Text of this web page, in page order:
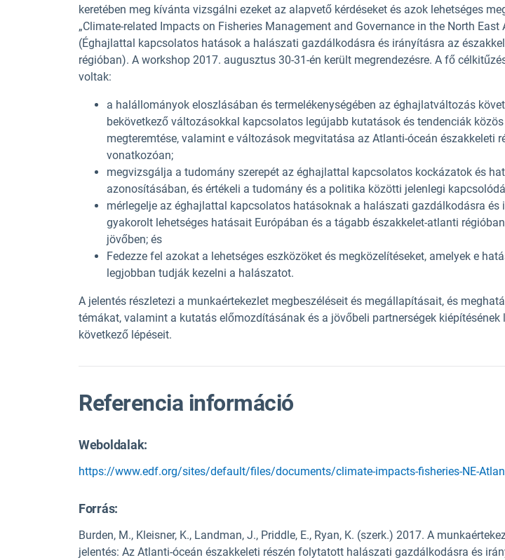
keretében meg kívánta vizsgálni ezeket az alapvető kérdéseket és azok lehetséges
„Climate-related Impacts on Fisheries Management and Governance in the North East
(Éghajlattal kapcsolatos hatások a halászati gazdálkodásra és irányításra az
régióban). A workshop 2017. augusztus 30-31-én került megrendezésre. A fő
voltak:
a halállományok eloszlásában és termelékenységében az éghajlatváltozás
bekövetkező változásokkal kapcsolatos legújabb kutatások és tendenciák
megteremtése, valamint e változások megvitatása az Atlanti-óceán északkeleti
vonatkozóan;
megvizsgálja a tudomány szerepét az éghajlattal kapcsolatos kockázatok és
azonosításában, és értékeli a tudomány és a politika közötti jelenlegi
mérlegelje az éghajlattal kapcsolatos hatásoknak a halászati gazdálkodásra és
gyakorolt lehetséges hatásait Európában és a tágabb északkelet-atlanti
jövőben; és
Fedezze fel azokat a lehetséges eszközöket és megközelítéseket, amelyek e
legjobban tudják kezelni a halászatot.
A jelentés részletezi a munkaértekezlet megbeszéléseit és megállapításait, és
témákat, valamint a kutatás előmozdításának és a jövőbeli partnerségek kiépítésének
következő lépéseit.
Referencia információ
Weboldalak:
https://www.edf.org/sites/default/files/documents/climate-impacts-fisheries-NE-
Forrás:
Burden, M., Kleisner, K., Landman, J., Priddle, E., Ryan, K. (szerk.) 2017. A
jelentés: Az Atlanti-óceán északkeleti részén folytatott halászati gazdálkodásra és